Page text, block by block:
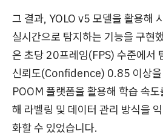
그 결과, YOLO v5 모델을 활용해
실시간으로 탐지하는 기능을 구현
은 초당 20프레임(FPS) 수준에서
신뢰도(Confidence) 0.85 이상을
POOM 플랫폼을 활용해 학습 속
해 라벨링 및 데이터 관리 방식을
화할 수 있었습니다.